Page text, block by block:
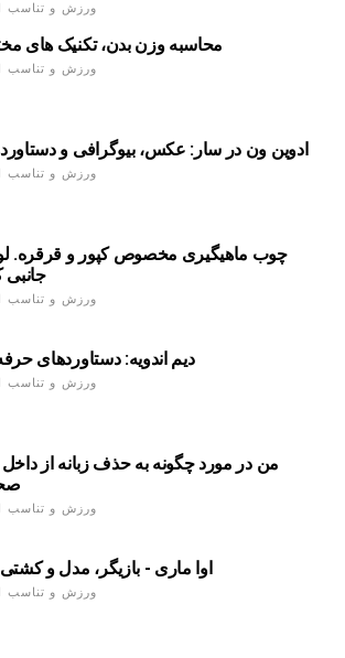
ورزش و تناسب
محاسبه وزن بدن، تکنیک های
ورزش و تناسب
ادوین ون در سار: عکس، بیوگرافی و
ورزش و تناسب
چوب ماهیگیری مخصوص کپور و قرقره.
جانبی
ورزش و تناسب
دیم اندویه: دستاوردهای
ورزش و تناسب
من در مورد چگونه به حذف زبانه از
ورزش و تناسب
اوا ماری - بازیگر، مدل و کشتی
ورزش و تناسب